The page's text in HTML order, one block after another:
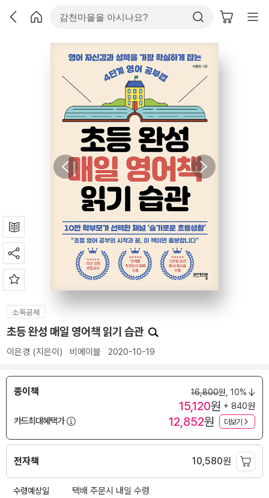
소득공제
초등 완성 매일 영어책 읽기 습관
이은경 (지은이) 비에이블 2020-10-19
종이책 16,800원, 10%
15,120원 + 840원
카드최대혜택가
12,852원 더보기
전자책 10,580원
수령예상일
택배 주문시 내일 수령